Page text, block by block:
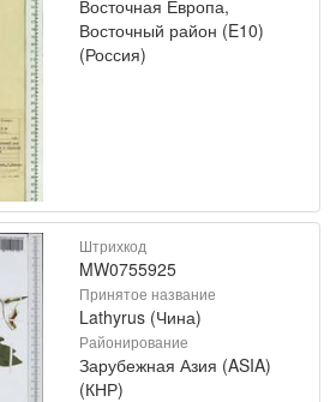
Восточная Европа,
Восточный район (E10)
(Россия)
Штрихкод
MW0755925
Принятое название
Lathyrus (Чина)
Районирование
Зарубежная Азия (ASIA)
(КНР)